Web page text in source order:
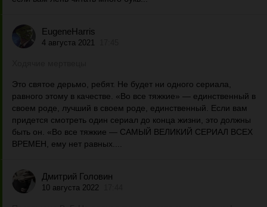
EugeneHarris
4 августа 2021
Это святое дерьмо, ребят. Не будет ни одного сериала,
равного этому в качестве. «Во все тяжкие» — единственный в
своем роде, лучший в своем роде, единственный. Если вам
придется смотреть один сериал до конца жизни, это должны
быть он. «Во все тяжкие — САМЫЙ ВЕЛИКИЙ СЕРИАЛ ВСЕХ
ВРЕМЕН, ему нет равных....
Дмитрий Головин
10 августа 2022